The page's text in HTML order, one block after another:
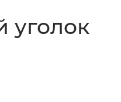
уголок